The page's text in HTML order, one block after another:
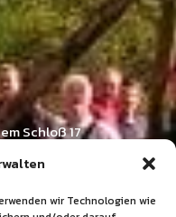
wir Technologien wie
Schloß 17